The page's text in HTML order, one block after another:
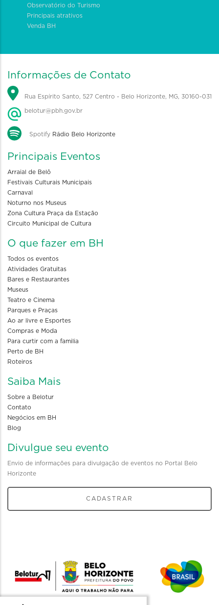
Observatório do Turismo
Principais atrativos
Venda BH
Informações de Contato
Rua Espírito Santo, 527 Centro - Belo Horizonte, MG, 30160-031
belotur@pbh.gov.br
Spotify Rádio Belo Horizonte
Principais Eventos
Arraial de Belô
Festivais Culturais Municipais
Carnaval
Noturno nos Museus
Zona Cultura Praça da Estação
Circuito Municipal de Cultura
O que fazer em BH
Todos os eventos
Atividades Gratuitas
Bares e Restaurantes
Museus
Teatro e Cinema
Parques e Praças
Ao ar livre e Esportes
Compras e Moda
Para curtir com a familia
Perto de BH
Roteiros
Saiba Mais
Sobre a Belotur
Contato
Negócios em BH
Blog
Divulgue seu evento
Envio de informações para divulgação de eventos no Portal Belo
Horizonte
CADASTRAR